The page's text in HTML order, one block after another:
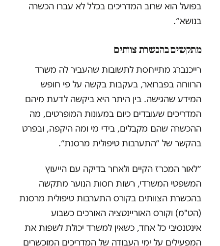
בפועל הוא שרוב המדריכים בכלל לא עברו הכשרה
בנושא״.
מתקשים בהכשרת צוותים
רייכנברג מתייחסת לתשובות שהעביר לה משרד
הרווחה בפברואר, בעקבות בקשה על פי חופש
המידע שהגישה. בין היתר היא ביקשה לדעת מיהם
המדריכים שעובדים כיום במעונות המופרטים, מה
ההכשרה שהם מקבלים, בידי מי ומה היקפה, ובפרט
בהקשר של ״התערבות טיפולית מרסנת״.
״לאור המכרז הקיים ולאחר בדיקה עם הייעוץ
המשפטי המשרדי, רשות חסות הנוער מתקשה
בהכשרת הצוותים בקורס התערבות טיפולית מרסנת
(הט"מ) וקורס האוריינטציה האורכים כשבוע
אינטנסיבי כל אחד, כשאין למשרד יכולת לשפות את
המפעילים על ימי העבודה של המדריכים המוכשרים